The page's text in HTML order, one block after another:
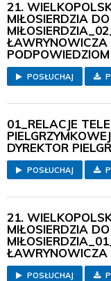
21.
MIŁOSIERDZIA DO
ŁAWRYNOWICZA
PODPOWIEDZIOM
POSŁUCHAJ
01_RELACJE
DYREKTOR
POSŁUCHAJ
21.
MIŁOSIERDZIA DO
ŁAWRYNOWICZA
POSŁUCHAJ